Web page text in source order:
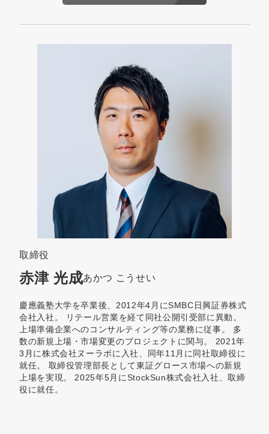
取締役
赤津 光成あかつ こうせい
慶應義塾大学を卒業後、2012年4月にSMBC日興証券株式
会社入社。 リテール営業を経て同社公開引受部に異動。
上場準備企業へのコンサルティング等の業務に従事。 多
数の新規上場・市場変更のプロジェクトに関与。 2021年
3月に株式会社ヌーラボに入社、同年11月に同社取締役に
就任。 取締役管理部長として東証グロース市場への新規
上場を実現。 2025年5月にStockSun株式会社入社、取締
役に就任。